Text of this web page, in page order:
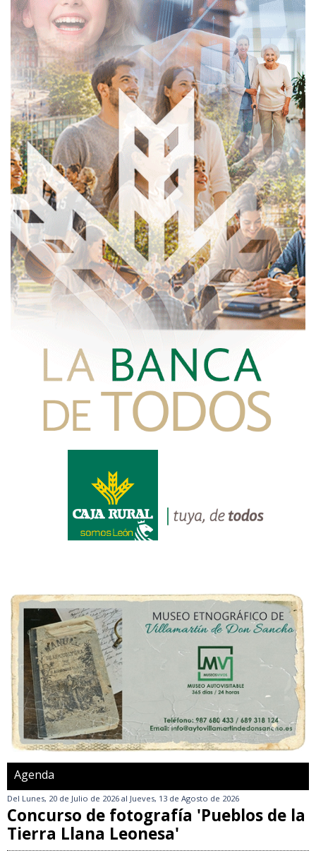
Agenda
Del Lunes, 20 de Julio de 2026 al Jueves, 13 de Agosto de 2026
Concurso de fotografía 'Pueblos de la
Tierra Llana Leonesa'